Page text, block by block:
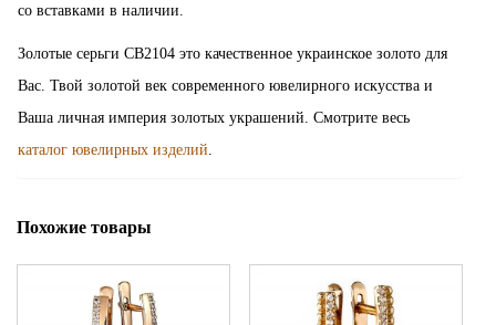
со вставками в наличии.
Золотые серьги СВ2104 это качественное украинское золото для
Вас. Твой золотой век современного ювелирного искусства и
Ваша личная империя золотых украшений. Смотрите весь
каталог ювелирных изделий
Похожие товары